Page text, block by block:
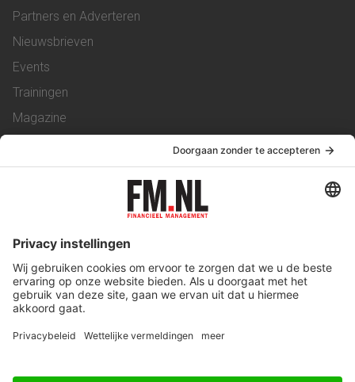
Partners en Adverteren
Nieuwsbrieven
Events
Trainingen
Magazine
Service & Contact
Werken bij ons
Privacy Statement
Algemene Voorwaarden